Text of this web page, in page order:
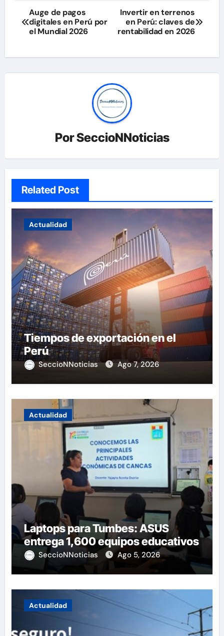
Navegación
de
Auge de pagos
digitales en Perú por
el Mundial 2026
Invertir en terrenos
en Perú: claves de
rentabilidad en 2026
PorSeccioNNoticias
Related Post
Actualidad
Tiempos de exportación en el
Perú
SeccioNNoticias Ago 7, 2026
Actualidad
Laptops para Tumbes: ASUS
entrega 1,600 equipos educativos
SeccioNNoticias Ago 5, 2026
Actualidad